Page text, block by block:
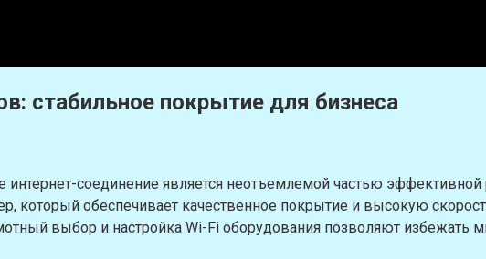
стабильное покрытие для бизнеса
интернет-соединение является неотъемлемой частью
который обеспечивает качественное покрытие и высокую
выбор и настройка Wi-Fi оборудования позволяют